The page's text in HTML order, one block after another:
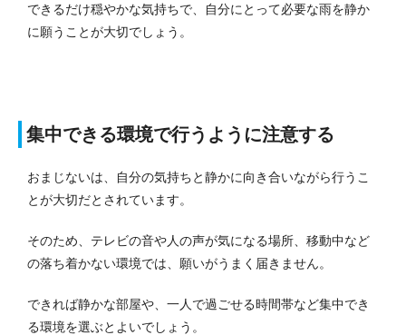
できるだけ穏やかな気持ちで、自分にとって必要な雨を静か
に願うことが大切でしょう。
集中できる環境で行うように注意する
おまじないは、自分の気持ちと静かに向き合いながら行うこ
とが大切だとされています。
そのため、テレビの音や人の声が気になる場所、移動中など
の落ち着かない環境では、願いがうまく届きません。
できれば静かな部屋や、一人で過ごせる時間帯など集中でき
る環境を選ぶとよいでしょう。